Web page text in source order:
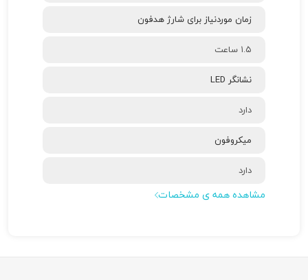
زمان موردنیاز برای شارژ هدفون
۱.۵ ساعت
نشانگر LED
دارد
میکروفون
دارد
مشاهده همه ی مشخصات